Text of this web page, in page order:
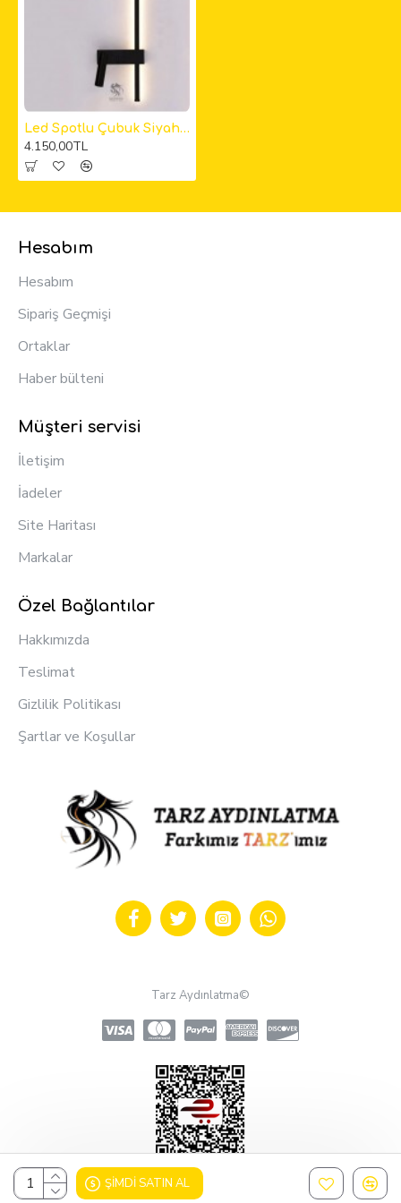
ŞIMDI SATIN AL
Led Spotlu Çubuk Siyah Aplik
4.150,00TL
Hesabım
Hesabım
Sipariş Geçmişi
Ortaklar
Haber bülteni
Müşteri servisi
İletişim
İadeler
Site Haritası
Markalar
Özel Bağlantılar
Hakkımızda
Teslimat
Gizlilik Politikası
Şartlar ve Koşullar
Tarz Aydınlatma©
Design, Hosting & Support By Shopgez.com